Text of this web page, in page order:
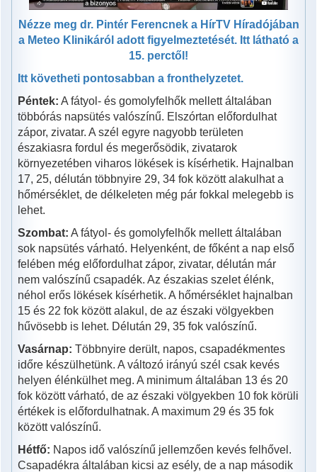
Nézze meg dr. Pintér Ferencnek a HírTV Híradójában
a Meteo Klinikáról adott figyelmeztetését. Itt látható a
15. perctől!
Itt követheti pontosabban a fronthelyzetet.
Péntek: A fátyol- és gomolyfelhők mellett általában
többórás napsütés valószínű. Elszórtan előfordulhat
zápor, zivatar. A szél egyre nagyobb területen
északiasra fordul és megerősödik, zivatarok
környezetében viharos lökések is kísérhetik. Hajnalban
17, 25, délután többnyire 29, 34 fok között alakulhat a
hőmérséklet, de délkeleten még pár fokkal melegebb is
lehet.
Szombat: A fátyol- és gomolyfelhők mellett általában
sok napsütés várható. Helyenként, de főként a nap első
felében még előfordulhat zápor, zivatar, délután már
nem valószínű csapadék. Az északias szelet élénk,
néhol erős lökések kísérhetik. A hőmérséklet hajnalban
15 és 22 fok között alakul, de az északi völgyekben
hűvösebb is lehet. Délután 29, 35 fok valószínű.
Vasárnap: Többnyire derült, napos, csapadékmentes
időre készülhetünk. A változó irányú szél csak kevés
helyen élénkülhet meg. A minimum általában 13 és 20
fok között várható, de az északi völgyekben 10 fok körüli
értékek is előfordulhatnak. A maximum 29 és 35 fok
között valószínű.
Hétfő: Napos idő valószínű jellemzően kevés felhővel.
Csapadékra általában kicsi az esély, de a nap második